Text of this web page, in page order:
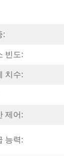
:
빈도:
치수:
제어:
능력: